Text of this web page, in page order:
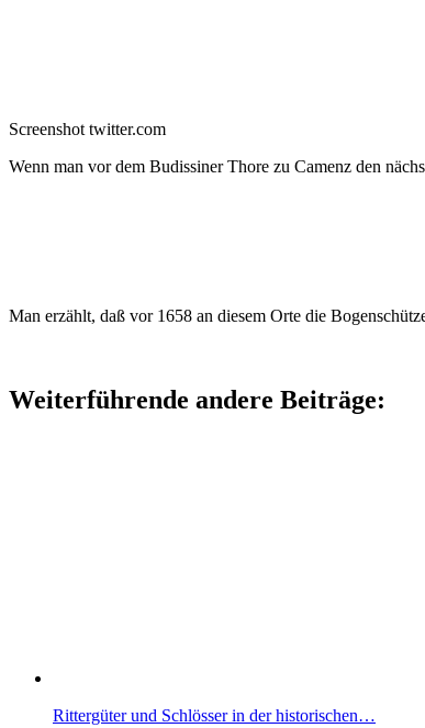
Screenshot twitter.com
Wenn man vor dem Budissiner Thore zu Camenz den
Man erzählt, daß vor 1658 an diesem Orte die
Weiterführende andere Beiträge:
Rittergüter und Schlösser in der historischen…